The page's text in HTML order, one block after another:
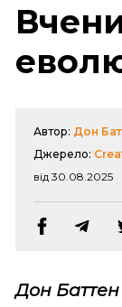
Автор: Дон
Джерело:
від 30.08.2025
Дон Баттен